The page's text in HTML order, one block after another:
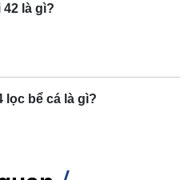
42 là gì?
lọc bể cá là gì?